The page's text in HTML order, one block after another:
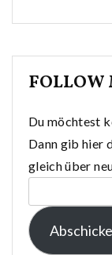
FOLLOW
Du möchtest
Dann gib hier
gleich über
Mail-
Adresse: